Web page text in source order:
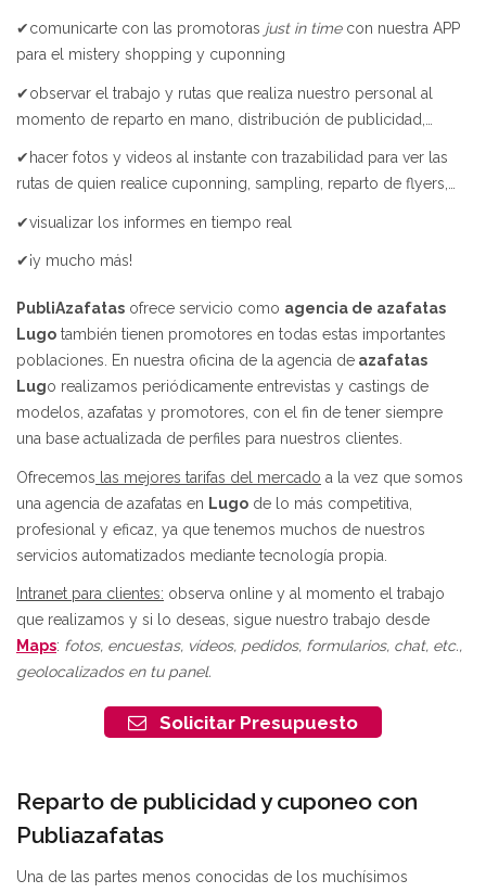
✔comunicarte con las promotoras just in timecon nuestra APP
para el mistery shopping y cuponning
✔observar el trabajo y rutas que realiza nuestro personal al
momento de reparto en mano, distribución de publicidad,…
✔hacer fotos y videos al instante con trazabilidad para ver las
rutas de quien realice cuponning, sampling, reparto de flyers,…
✔visualizar los informes en tiempo real
✔¡y mucho más!
PubliAzafatas ofrece servicio como agencia de azafatas
Lugo también tienen promotores en todas estas importantes
poblaciones. En nuestra oficina de la agencia de azafatas
Lugo realizamos periódicamente entrevistas y castings de
modelos, azafatas y promotores, con el fin de tener siempre
una base actualizada de perfiles para nuestros clientes.
Ofrecemos las mejores tarifas del mercado a la vez que somos
una agencia de azafatas en Lugo de lo más competitiva,
profesional y eficaz, ya que tenemos muchos de nuestros
servicios automatizados mediante tecnología propia.
Intranet para clientes: observa online y al momento el trabajo
que realizamos y si lo deseas, sigue nuestro trabajo desde
Maps: fotos, encuestas, vídeos, pedidos, formularios, chat, etc.,
geolocalizados en tu panel.
Solicitar Presupuesto
Reparto de publicidad y cuponeo con
Publiazafatas
Una de las partes menos conocidas de los muchísimos